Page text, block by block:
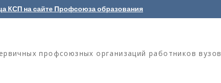
КСП на сайте Профсоюза образования
профсоюзных организаций работников вузов